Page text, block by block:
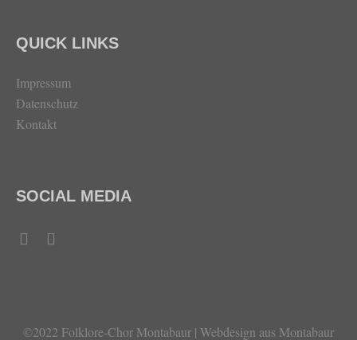
QUICK LINKS
Impressum
Datenschutz
Kontakt
SOCIAL MEDIA
©2022 Folklore-Chor Montabaur | Webdesign aus Montabaur